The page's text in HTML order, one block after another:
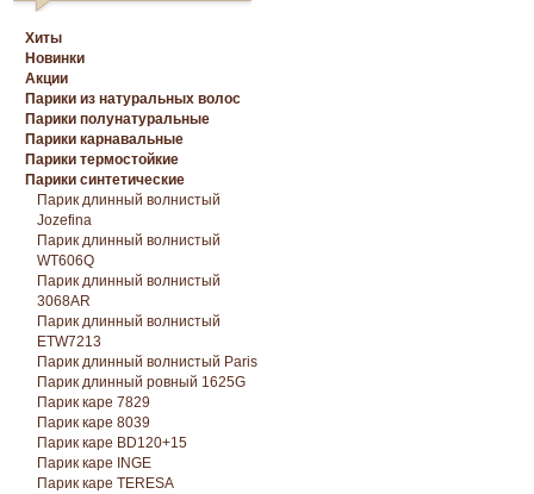
Хиты
Новинки
Акции
Парики из натуральных волос
Парики полунатуральные
Парики карнавальные
Парики термостойкие
Парики синтетические
Парик длинный волнистый
Jozefina
Парик длинный волнистый
WT606Q
Парик длинный волнистый
3068AR
Парик длинный волнистый
ETW7213
Парик длинный волнистый Paris
Парик длинный ровный 1625G
Парик каре 7829
Парик каре 8039
Парик каре BD120+15
Парик каре INGE
Парик каре TERESA